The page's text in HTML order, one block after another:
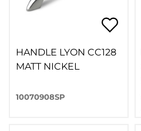
HANDLE LYON CC128
MATT NICKEL
10070908SP